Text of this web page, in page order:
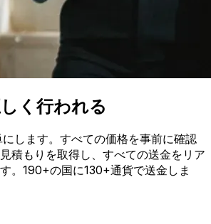
く行われる
します。すべての価格を事前に確認
積もりを取得し、すべての送金をリア
。190+の国に130+通貨で送金しま